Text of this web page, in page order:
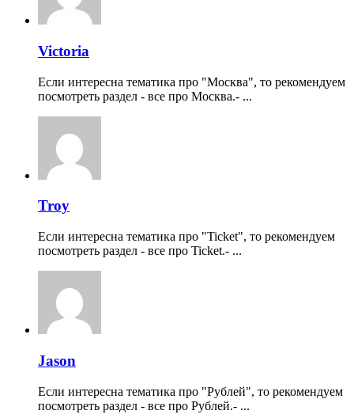
Victoria
Если интересна тематика про "Москва", то рекомендуем
посмотреть раздел - все про Москва.- ...
Troy
Если интересна тематика про "Ticket", то рекомендуем
посмотреть раздел - все про Ticket.- ...
Jason
Если интересна тематика про "Рублей", то рекомендуем
посмотреть раздел - все про Рублей.- ...